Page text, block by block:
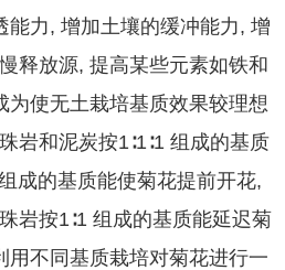
能力, 增加土壤的缓冲能力, 增
释放源, 提高某些元素如铁和
为使无土栽培基质效果较理想
岩和泥炭按1∶1∶1 组成的基质
成的基质能使菊花提前开花,
岩按1∶1 组成的基质能延迟菊
用不同基质栽培对菊花进行一